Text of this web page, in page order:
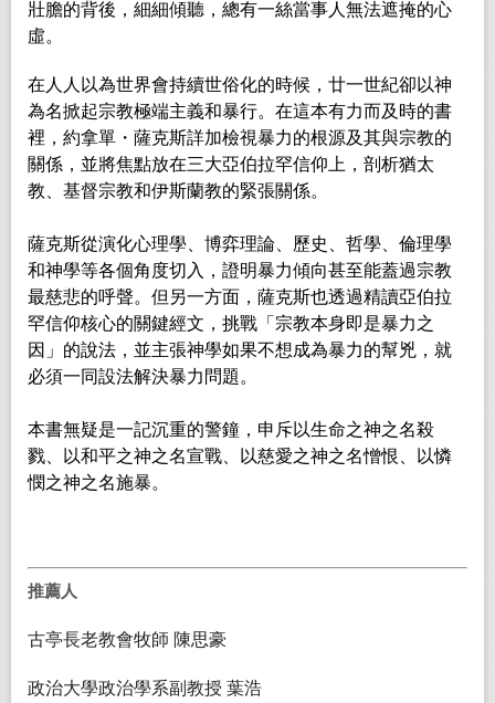
壯膽的背後，細細傾聽，總有一絲當事人無法遮掩的心
虛。
在人人以為世界會持續世俗化的時候，廿一世紀卻以神
為名掀起宗教極端主義和暴行。在這本有力而及時的書
裡，約拿單・薩克斯詳加檢視暴力的根源及其與宗教的
關係，並將焦點放在三大亞伯拉罕信仰上，剖析猶太
教、基督宗教和伊斯蘭教的緊張關係。
薩克斯從演化心理學、博弈理論、歷史、哲學、倫理學
和神學等各個角度切入，證明暴力傾向甚至能蓋過宗教
最慈悲的呼聲。但另一方面，薩克斯也透過精讀亞伯拉
罕信仰核心的關鍵經文，挑戰「宗教本身即是暴力之
因」的說法，並主張神學如果不想成為暴力的幫兇，就
必須一同設法解決暴力問題。
本書無疑是一記沉重的警鐘，申斥以生命之神之名殺
戮、以和平之神之名宣戰、以慈愛之神之名憎恨、以憐
憫之神之名施暴。
推薦人
古亭長老教會牧師 陳思豪
政治大學政治學系副教授 葉浩